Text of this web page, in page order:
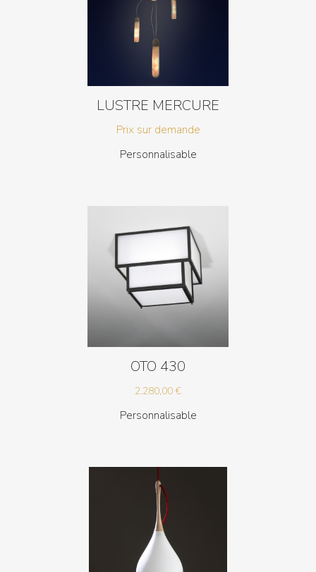
LUSTRE MERCURE
Prix sur demande
Personnalisable
OTO 430
2.280,00€
Personnalisable